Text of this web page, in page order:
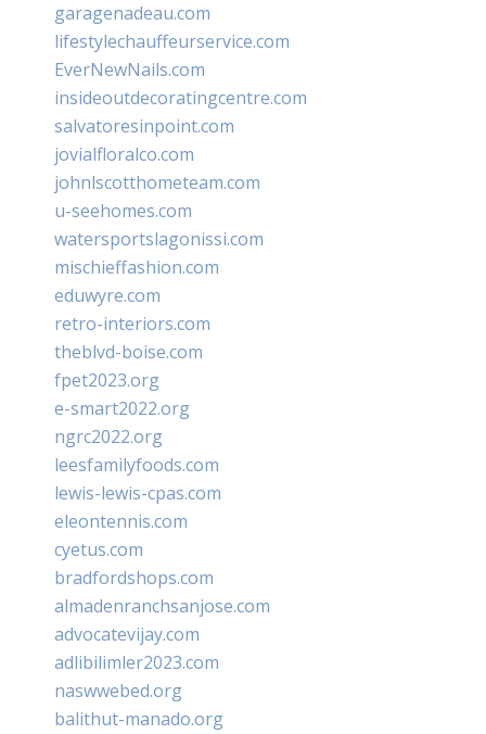
garagenadeau.com
lifestylechauffeurservice.com
EverNewNails.com
insideoutdecoratingcentre.com
salvatoresinpoint.com
jovialfloralco.com
johnlscotthometeam.com
u-seehomes.com
watersportslagonissi.com
mischieffashion.com
eduwyre.com
retro-interiors.com
theblvd-boise.com
fpet2023.org
e-smart2022.org
ngrc2022.org
leesfamilyfoods.com
lewis-lewis-cpas.com
eleontennis.com
cyetus.com
bradfordshops.com
almadenranchsanjose.com
advocatevijay.com
adlibilimler2023.com
naswwebed.org
balithut-manado.org